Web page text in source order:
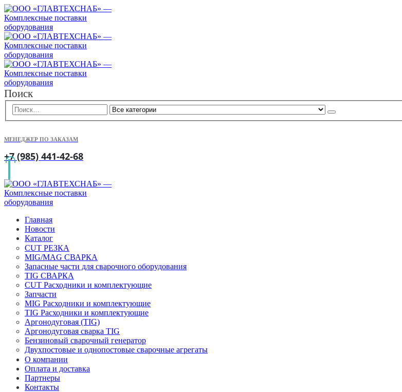
Поиск
МЕНЕДЖЕР ПО ЗАКАЗАМ
+7 (985) 441-42-68
Главная
Новости
Каталог
CUT РЕЗКА
MIG/MAG СВАРКА
Запасные части для сварочного оборудования
TIG СВАРКА
CUT Расходники и комплектующие
Запчасти
MIG Расходники и комплектующие
TIG Расходники и комплектующие
Аргонодуговая (TIG)
Аргонодуговая сварка TIG
Бензиновый сварочный генератор
Двухпостовые и однопостовые сварочные агрегаты
О компании
Оплата и доставка
Партнеры
Контакты